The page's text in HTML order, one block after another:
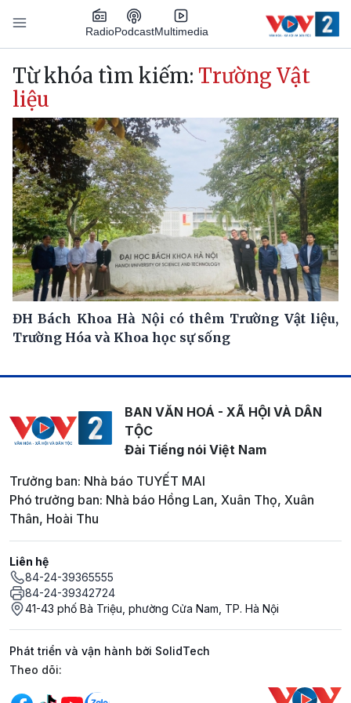
Nhảy đến nội dung
RadioPodcastMultimedia
Main navigation
Từ khóa tìm kiếm: Trường Vật
liệu
ĐH Bách Khoa Hà Nội có thêm Trường Vật liệu,
Trường Hóa và Khoa học sự sống
BAN VĂN HOÁ - XÃ HỘI VÀ DÂN
TỘC
Đài Tiếng nói Việt Nam
Trưởng ban: Nhà báo TUYẾT MAI
Phó trưởng ban: Nhà báo Hồng Lan, Xuân Thọ, Xuân
Thân, Hoài Thu
Liên hệ
84-24-39365555
84-24-39342724
41-43 phố Bà Triệu, phường Cửa Nam, TP. Hà Nội
Phát triển và vận hành bởi SolidTech
Mạng xã hội
Theo dõi: